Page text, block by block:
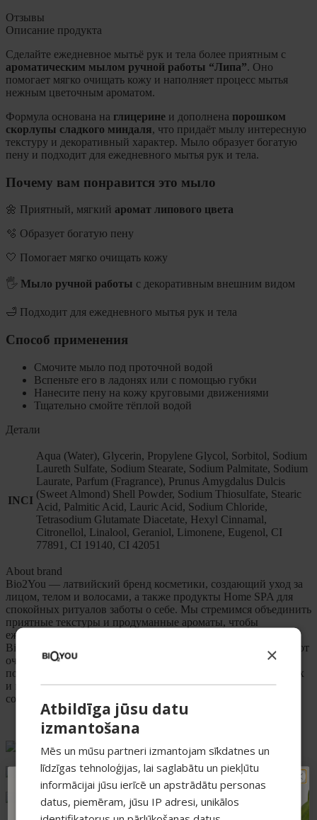
Отзывы
Описание продукта
Сделайте ежедневное мытьё рук и тела более приятным с
ароматическим мылом ручной работы “Липа”. Оно
помогает мягко очищать кожу и наполняет процесс мытья
нежным цветочным ароматом.
Формула основана на глицерине и дополнена порошком
скорлупы сладкого миндаля, что придаёт мылу интересную
текстуру и декоративный характер. Мыло образует богатую
пену и подходит для ежедневного мытья рук и тела.
Почему вам понравится это мыло
🌼 Приятный, мягкий аромат липового цвета
🫧 Образует богатую пену
🤍 Помогает мягко очищать кожу
🖐️ Мыло ручной работы с декоративным внешним видом
🛁 Подходит для ежедневного мытья рук и тела
Способ применения
Смочите мыло под проточной водой
Вспеньте его в ладонях или с помощью губки
Нанесите пену на кожу круговыми движениями
Тщательно смойте тёплой водой
Детали
INCI
Aqua (Water), Glycerin, Propylene Glycol, Sorbitol, Sodium
Laureth Sulfate, Sodium Stearate, Sodium Palmitate, Sodium
Laurate, Parfum (Fragrance), Prunus Amygdalus Dulcis
(Sweet Almond) Shell Powder, Sodium Thiosulfate, Stearic
Acid, Palmitic Acid, Lauric Acid, Sodium Chloride,
Tetrasodium Glutamate Diacetate, Hexyl Cinnamal,
Citronellol, Linalool, Geraniol, Limonene, Eugenol, CI
77891, CI 19140, CI 42051
About brand
Bio2You — латвийский бренд косметики, создающий уход за
лицом, телом и волосами, а также продукты Home SPA для
спокойных ритуалов заботы о себе. Мы стремимся объединить
приятные текстуры и продуманные ароматы, чтобы
ежедневный уход превращался в небольшой “SPA дома”. В
Bio2You есть разные коллекции под разные потребности — от
очищения и увлажнения до более направленного ухода и
подарков. Мы делаем акцент на сбалансированных формулах
и комфортном использовании, чтобы рутину было легко
собрать и приятно соблюдать каждый день.
«Висмани к-5», Корпус G, Māрупес новads, LV-2167
+371 20626606
ecommerce@bio2you.eu
×
Atbildīga jūsu datu
izmantošana
Mēs un mūsu partneri izmantojam sīkdatnes un
līdzīgas tehnoloģijas, lai saglabātu un piekļūtu
informācijai jūsu ierīcē un apstrādātu personas
datus, piemēram, jūsu IP adresi, unikālos
TAVAM PIRMAJAM
PIRKUMAM PAPILDUS